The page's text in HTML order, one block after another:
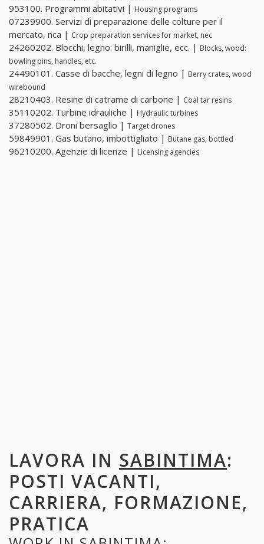
953100. Programmi abitativi | Housing programs
07239900. Servizi di preparazione delle colture per il
mercato, nca | Crop preparation services for market, nec
24260202. Blocchi, legno: birilli, maniglie, ecc. | Blocks, wood:
bowling pins, handles, etc.
24490101. Casse di bacche, legni di legno | Berry crates, wood
wirebound
28210403. Resine di catrame di carbone | Coal tar resins
35110202. Turbine idrauliche | Hydraulic turbines
37280502. Droni bersaglio | Target drones
59849901. Gas butano, imbottigliato | Butane gas, bottled
96210200. Agenzie di licenze | Licensing agencies
LAVORA IN SABINTIMA:
POSTI VACANTI,
CARRIERA, FORMAZIONE,
PRATICA